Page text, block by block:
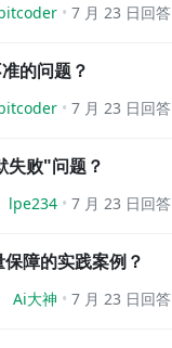
7 月 23 日回答
的问题？
7 月 23 日回答
失败"问题？
lpe234 7 月 23 日回答
障的实践案例？
Ai大神 7 月 23 日回答